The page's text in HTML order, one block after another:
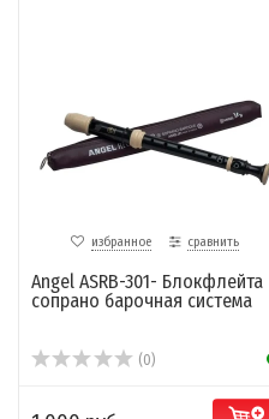
избранное сравнить
Angel ASRB-301- Блокфлейта
сопрано барочная система
(0)